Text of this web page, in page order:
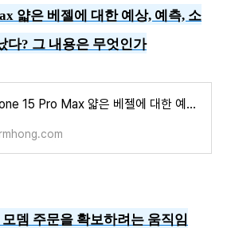
얇은 베젤에 대한 예상, 예측, 소
다? 그 내용은 무엇인가
iPhone 15 Pro Max 얇은 베젤에 대한 예상, 예측, 소문의 정보가 나타났다?
뎀 주문을 확보하려는 움직임